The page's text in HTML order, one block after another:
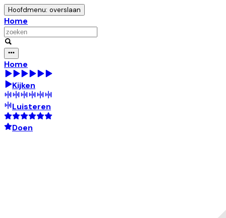
Hoofdmenu: overslaan
Home
Home
Kijken
Luisteren
Doen